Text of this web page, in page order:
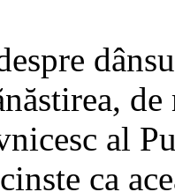
al
ca